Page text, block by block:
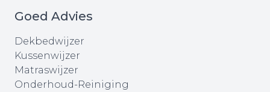
Goed Advies
Dekbedwijzer
Kussenwijzer
Matraswijzer
Onderhoud-Reiniging